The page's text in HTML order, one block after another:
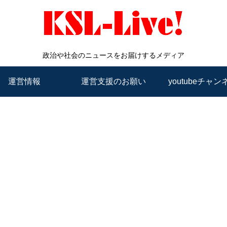
政治や社会のニュースをお届けするメディア
運営情報 運営支援のお願い youtubeチャン